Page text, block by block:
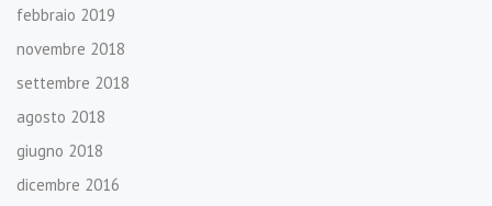
febbraio 2019
novembre 2018
settembre 2018
agosto 2018
giugno 2018
dicembre 2016